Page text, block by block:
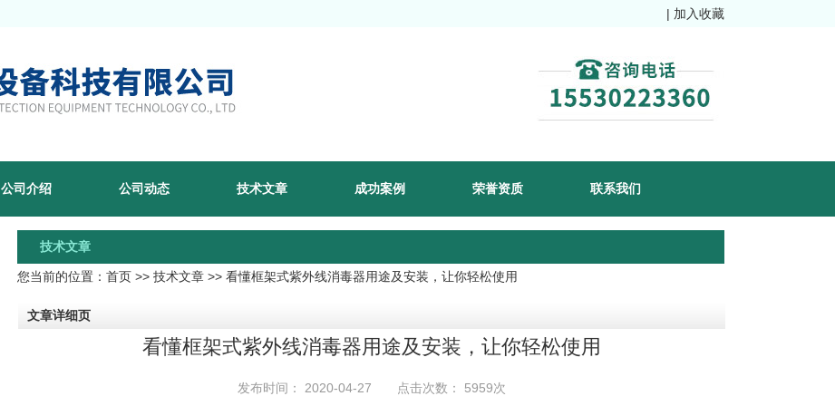
| 加入收藏
公司介绍 公司动态 技术文章 成功案例 荣誉资质 联系我们
技术文章
您当前的位置： 首页 >> 技术文章 >> 看懂框架式紫外线消毒器用途及安装，让你轻松使用
文章详细页
看懂框架式紫外线消毒器用途及安装，让你轻松使用
发布时间： 2020-04-27 点击次数： 5959次